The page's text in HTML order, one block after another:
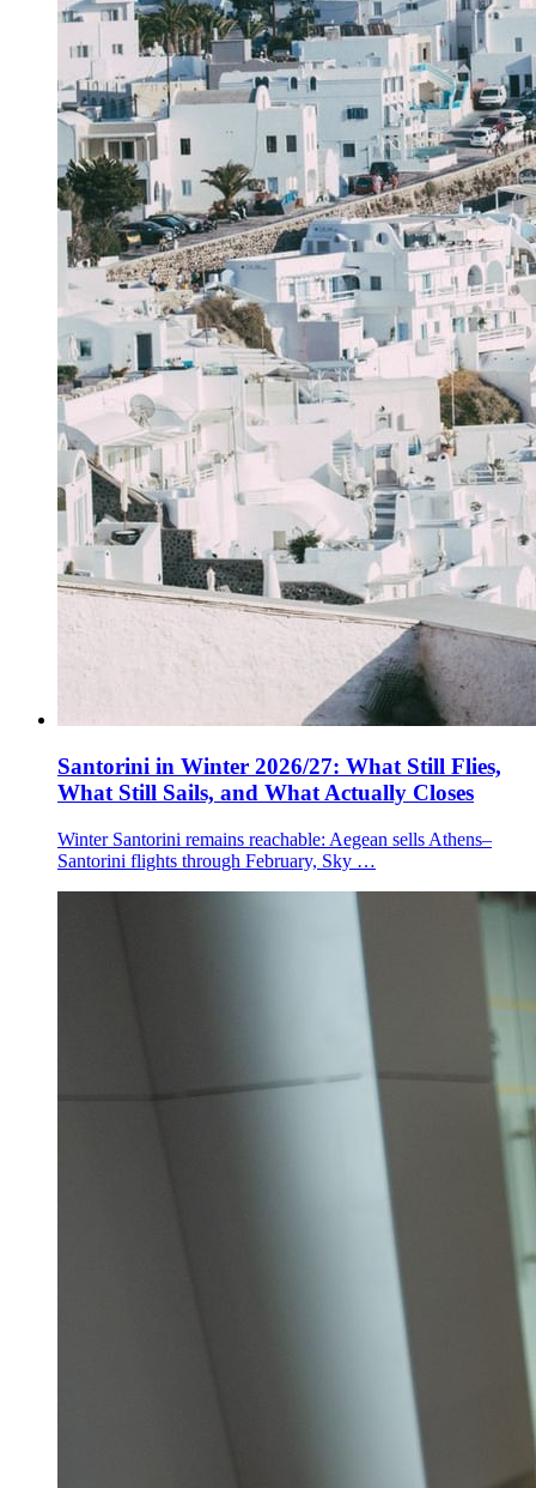
Santorini in Winter 2026/27: What Still Flies,
What Still Sails, and What Actually Closes
Winter Santorini remains reachable: Aegean sells Athens–
Santorini flights through February, Sky …